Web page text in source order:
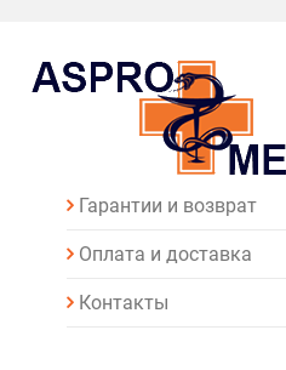
Гарантии и возврат
Оплата и доставка
Контакты